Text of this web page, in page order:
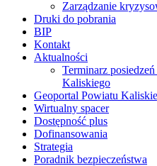
Zarządzanie
Druki do pobrania
BIP
Kontakt
Aktualności
Terminarz
Kaliskiego
Geoportal Powiatu
Wirtualny spacer
Dostępność plus
Dofinansowania
Strategia
Poradnik bezpieczeństwa